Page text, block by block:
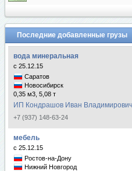
Последние добавленные грузы
вода минеральная
с 25.12.15
Саратов
Новосибирск
0,35 м3, 5,08 т
ИП Кондрашов Иван Владимирович
+7 (937) 148-63-24
мебель
с 25.12.15
Ростов-на-Дону
Нижний Новгород